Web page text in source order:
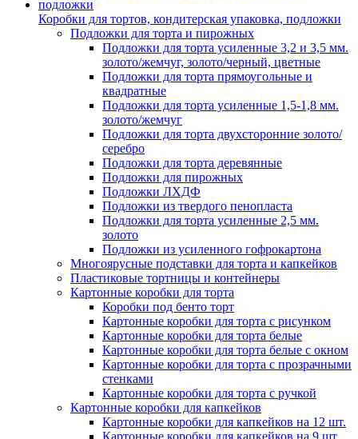
Коробки для тортов, кондитерская упаковка, подложки
Подложки для торта и пирожных
Подложки для торта усиленные 3,2 и 3,5 мм.
золото/жемчуг, золото/черный, цветные
Подложки для торта прямоугольные и
квадратные
Подложки для торта усиленные 1,5-1,8 мм.
золото/жемчуг
Подложки для торта двухсторонние золото/
серебро
Подложки для торта деревянные
Подложки для пирожных
Подложки ЛХДФ
Подложки из твердого пенопласта
Подложки для торта усиленные 2,5 мм.
золото
Подложки из усиленного гофрокартона
Многоярусные подставки для торта и капкейков
Пластиковые тортницы и контейнеры
Картонные коробки для торта
Коробки под бенто торт
Картонные коробки для торта с рисунком
Картонные коробки для торта белые
Картонные коробки для торта белые с окном
Картонные коробки для торта с прозрачными
стенками
Картонные коробки для торта с ручкой
Картонные коробки для капкейков
Картонные коробки для капкейков на 12 шт.
Картонные коробки для капкейков на 9 шт.